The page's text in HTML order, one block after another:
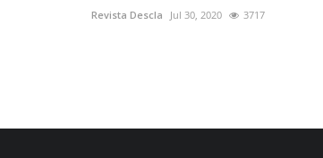
Revista Descla Jul 30, 2020 3717